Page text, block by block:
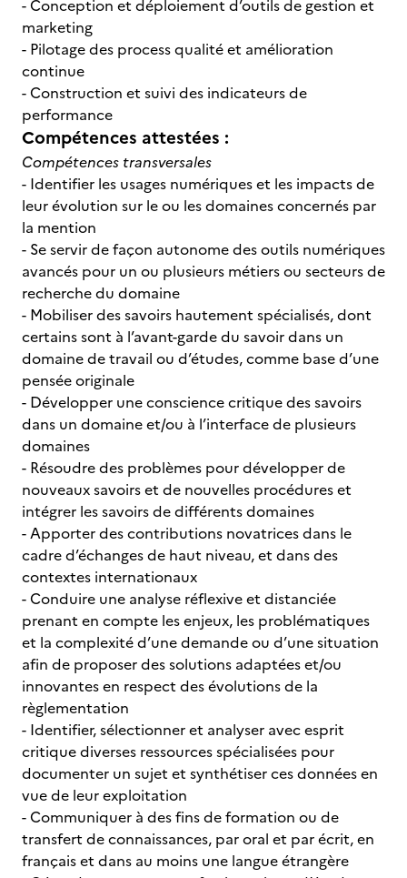
- Conception et déploiement d’outils de gestion et
marketing
- Pilotage des process qualité et amélioration
continue
- Construction et suivi des indicateurs de
performance
Compétences attestées :
Compétences transversales
- Identifier les usages numériques et les impacts de
leur évolution sur le ou les domaines concernés par
la mention
- Se servir de façon autonome des outils numériques
avancés pour un ou plusieurs métiers ou secteurs de
recherche du domaine
- Mobiliser des savoirs hautement spécialisés, dont
certains sont à l’avant-garde du savoir dans un
domaine de travail ou d’études, comme base d’une
pensée originale
- Développer une conscience critique des savoirs
dans un domaine et/ou à l’interface de plusieurs
domaines
- Résoudre des problèmes pour développer de
nouveaux savoirs et de nouvelles procédures et
intégrer les savoirs de différents domaines
- Apporter des contributions novatrices dans le
cadre d’échanges de haut niveau, et dans des
contextes internationaux
- Conduire une analyse réflexive et distanciée
prenant en compte les enjeux, les problématiques
et la complexité d’une demande ou d’une situation
afin de proposer des solutions adaptées et/ou
innovantes en respect des évolutions de la
règlementation
- Identifier, sélectionner et analyser avec esprit
critique diverses ressources spécialisées pour
documenter un sujet et synthétiser ces données en
vue de leur exploitation
- Communiquer à des fins de formation ou de
transfert de connaissances, par oral et par écrit, en
français et dans au moins une langue étrangère